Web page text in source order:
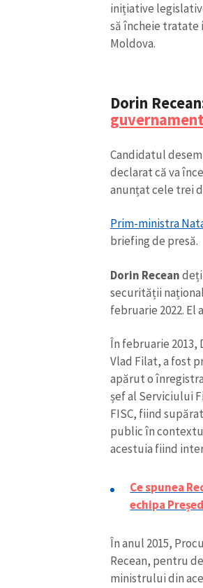
inițiative
să încheie tratate
Moldova.
Dorin
Candidatul
declarat că va
anunțat cele trei
Prim-ministra
briefing de presă.
Dorin Recean
securității
februarie 2022. El
În februarie 2013,
Vlad Filat, a fost
apărut o
șef al Serviciului
FISC, fiind
public în
acestuia fiind
Ce spunea
echipa
În anul 2015,
Recean, pentru
ministrului din